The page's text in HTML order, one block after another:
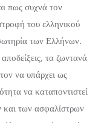
πως συχνά τον
του ελληνικού
των Ελλήνων.
τα ζωντανά
να υπάρχει ως
να καταποντιστεί
των ασφαλίστρων